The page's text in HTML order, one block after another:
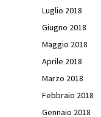
Luglio 2018
Giugno 2018
Maggio 2018
Aprile 2018
Marzo 2018
Febbraio 2018
Gennaio 2018